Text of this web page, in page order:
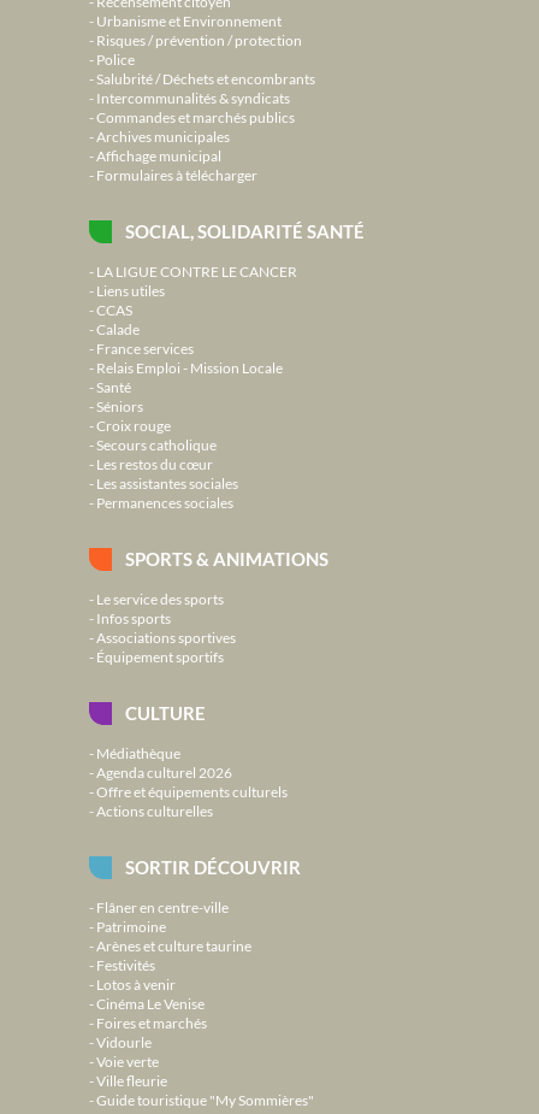
Urbanisme et Environnement
Risques / prévention / protection
Police
Salubrité / Déchets et encombrants
Intercommunalités & syndicats
Commandes et marchés publics
Archives municipales
Affichage municipal
Formulaires à télécharger
SOCIAL, SOLIDARITÉ SANTÉ
LA LIGUE CONTRE LE CANCER
Liens utiles
CCAS
Calade
France services
Relais Emploi - Mission Locale
Santé
Séniors
Croix rouge
Secours catholique
Les restos du cœur
Les assistantes sociales
Permanences sociales
SPORTS & ANIMATIONS
Le service des sports
Infos sports
Associations sportives
Équipement sportifs
CULTURE
Médiathèque
Agenda culturel 2026
Offre et équipements culturels
Actions culturelles
SORTIR DÉCOUVRIR
Flâner en centre-ville
Patrimoine
Arènes et culture taurine
Festivités
Lotos à venir
Cinéma Le Venise
Foires et marchés
Vidourle
Voie verte
Ville fleurie
Guide touristique "My Sommières"